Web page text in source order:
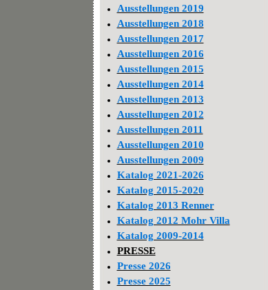
Ausstellungen 2019
Ausstellungen 2018
Ausstellungen 2017
Ausstellungen 2016
Ausstellungen 2015
Ausstellungen 2014
Ausstellungen 2013
Ausstellungen 2012
Ausstellungen 2011
Ausstellungen 2010
Ausstellungen 2009
Katalog 2021-2026
Katalog 2015-2020
Katalog 2013 Renner
Katalog 2012 Mohr Villa
Katalog 2009-2014
PRESSE
Presse 2026
Presse 2025